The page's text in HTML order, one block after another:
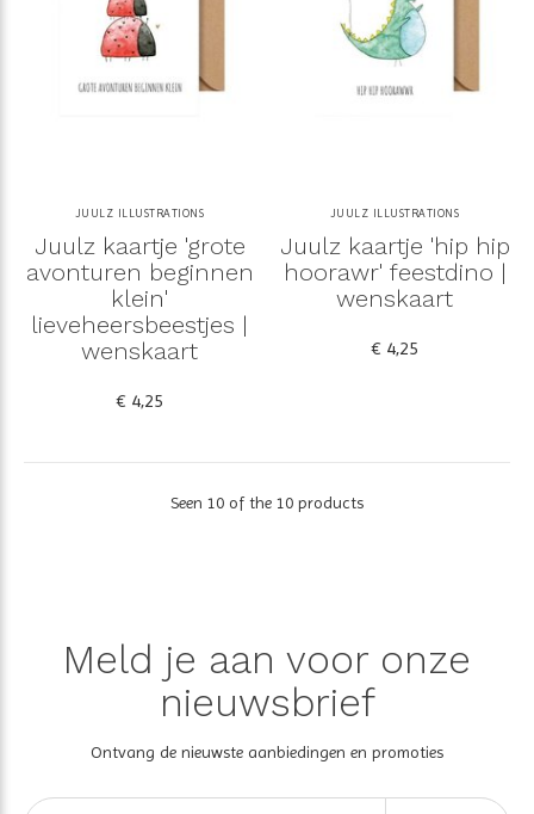
JUULZ ILLUSTRATIONS
Juulz kaartje 'grote
avonturen beginnen
klein'
lieveheersbeestjes |
wenskaart
€ 4,25
JUULZ ILLUSTRATIONS
Juulz kaartje 'hip hip
hoorawr' feestdino |
wenskaart
€ 4,25
Seen 10 of the 10 products
Meld je aan voor onze
nieuwsbrief
Ontvang de nieuwste aanbiedingen en promoties